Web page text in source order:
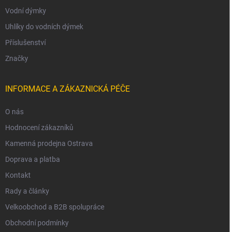
Vodní dýmky
Uhlíky do vodních dýmek
Příslušenství
Značky
INFORMACE A ZÁKAZNICKÁ PÉČE
O nás
Hodnocení zákazníků
Kamenná prodejna Ostrava
Doprava a platba
Kontakt
Rady a články
Velkoobchod a B2B spolupráce
Obchodní podmínky